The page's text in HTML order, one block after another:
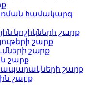
համակարգ
կոշիկների շարք
շարք
շարք
շարք
շարք
շարք